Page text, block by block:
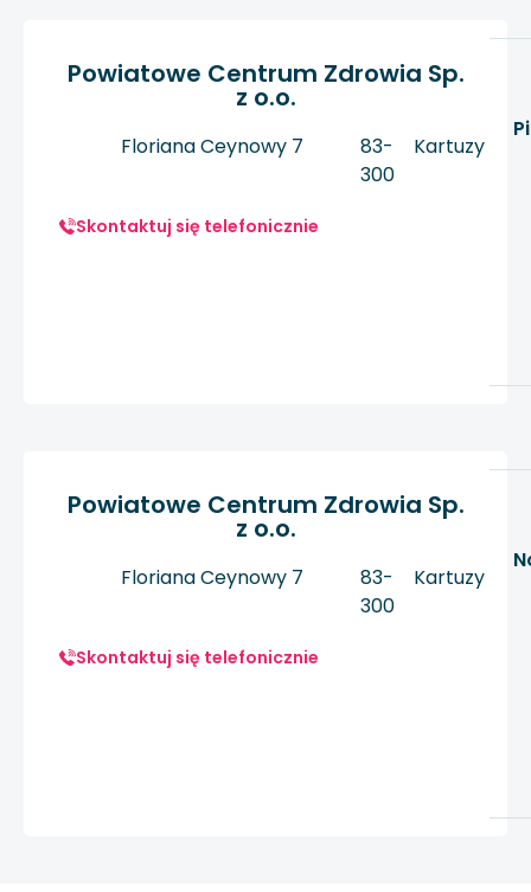
Powiatowe Centrum Zdrowia Sp.
z o.o.
Floriana Ceynowy 7
83-
300
Kartuzy
Skontaktuj się telefonicznie
Powiatowe Centrum Zdrowia Sp.
z o.o.
Floriana Ceynowy 7
83-
300
Kartuzy
Skontaktuj się telefonicznie